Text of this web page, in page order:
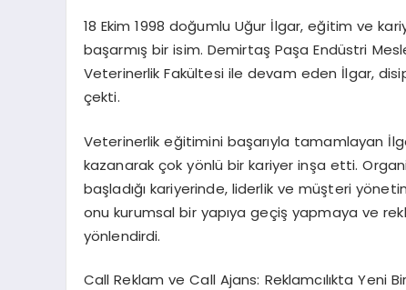
18 Ekim 1998 doğumlu Uğur İlgar, eğitim ve
başarmış bir isim. Demirtaş Paşa Endüstri
Veterinerlik Fakültesi ile devam eden İlgar,
çekti.
Veterinerlik eğitimini başarıyla tamamlayan
kazanarak çok yönlü bir kariyer inşa etti.
başladığı kariyerinde, liderlik ve müşteri
onu kurumsal bir yapıya geçiş yapmaya ve
yönlendirdi.
Call Reklam ve Call Ajans: Reklamcılıkta Yeni